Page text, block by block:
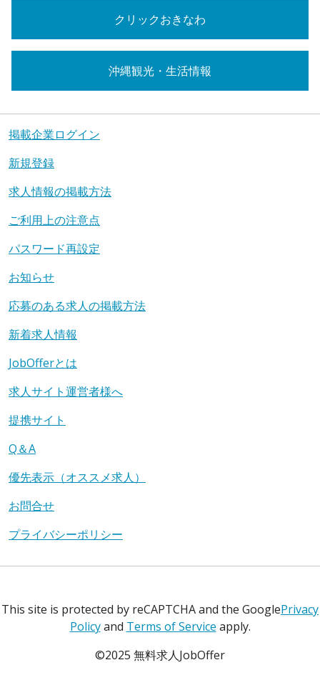
クリックおきなわ
沖縄観光・生活情報
掲載企業ログイン
新規登録
求人情報の掲載方法
ご利用上の注意点
パスワード再設定
お知らせ
応募のある求人の掲載方法
新着求人情報
JobOfferとは
求人サイト運営者様へ
提携サイト
Q＆A
優先表示（オススメ求人）
お問合せ
プライバシーポリシー
This site is protected by reCAPTCHA and the GooglePrivacy
Policyand Terms of Service apply.
©2025 無料求人JobOffer